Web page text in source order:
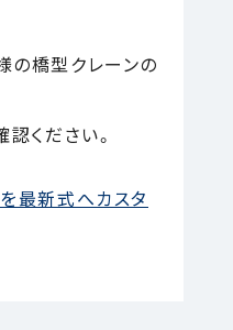
橋型クレーンの
ください。
最新式へカスタ